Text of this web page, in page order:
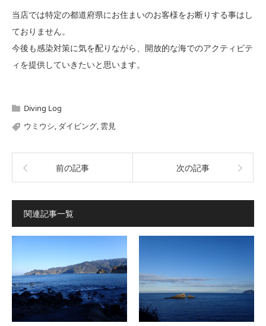
当店では特定の都道府県にお住まいのお客様をお断りする事はし
ておりません。
今後も感染対策に気を配りながら、開放的な海でのアクティビテ
ィを提供していきたいと思います。
Diving Log
ウミウシ, ダイビング, 雲見
前の記事 次の記事
関連記事一覧